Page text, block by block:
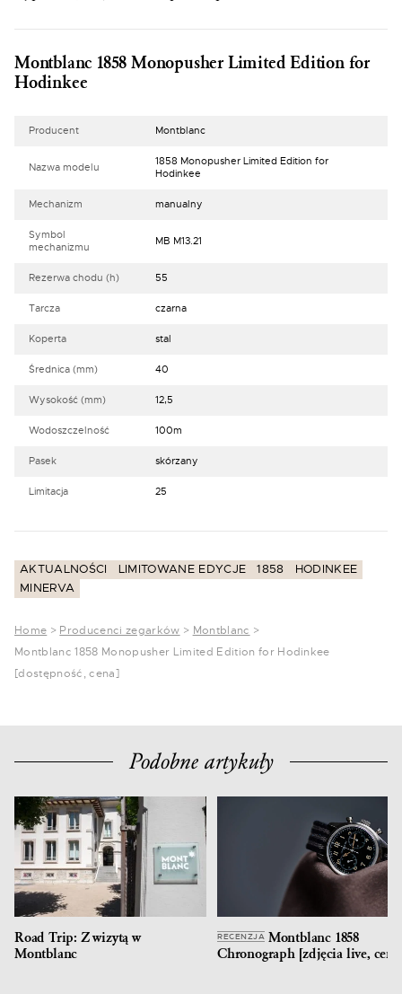
Montblanc 1858 Monopusher Limited Edition for
Hodinkee
Producent Montblanc
Nazwa modelu
1858 Monopusher Limited Edition for
Hodinkee
Mechanizm manualny
Symbol
mechanizmu
MB M13.21
Rezerwa chodu (h) 55
Tarcza czarna
Koperta stal
Średnica (mm) 40
Wysokość (mm) 12,5
Wodoszczelność 100m
Pasek skórzany
Limitacja 25
AKTUALNOŚCI LIMITOWANE EDYCJE 1858
HODINKEE
MINERVA
Home > Producenci zegarków > Montblanc >
Montblanc 1858 Monopusher Limited Edition for Hodinkee
[dostępność, cena]
Podobne artykuły
Road Trip: Z wizytą w
Montblanc
RECENZJA Montblanc 1858
Chronograph [zdjęcia live,